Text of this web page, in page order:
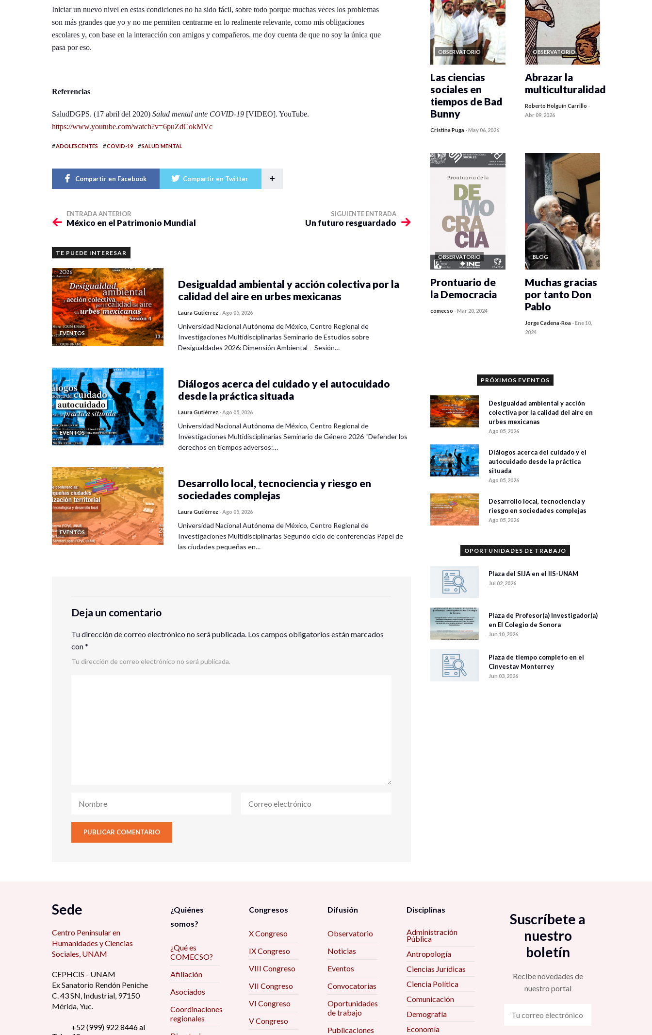
Iniciar un nuevo nivel en estas condiciones no ha sido fácil, sobre todo porque muchas veces los problemas
son más grandes que yo y no me permiten centrarme en lo realmente relevante, como mis obligaciones
escolares y, con base en la interacción con amigos y compañeros, me doy cuenta de que no soy la única que
pasa por eso.
Referencias
SaludDGPS. (17 abril del 2020) Salud mental ante COVID-19 [VIDEO]. YouTube.
https://www.youtube.com/watch?v=6puZdCokMVc
#ADOLESCENTES #COVID-19 #SALUD MENTAL
Compartir en Facebook Compartir en Twitter +
ENTRADA ANTERIOR
México en el Patrimonio Mundial
SIGUIENTE ENTRADA
Un futuro resguardado
TE PUEDE INTERESAR
EVENTOS
Desigualdad ambiental y acción colectiva por la
calidad del aire en urbes mexicanas
Laura Gutiérrez -Ago 05, 2026
Universidad Nacional Autónoma de México, Centro Regional de
Investigaciones Multidisciplinarias Seminario de Estudios sobre
Desigualdades 2026: Dimensión Ambiental – Sesión…
EVENTOS
Diálogos acerca del cuidado y el autocuidado
desde la práctica situada
Laura Gutiérrez -Ago 05, 2026
Universidad Nacional Autónoma de México, Centro Regional de
Investigaciones Multidisciplinarias Seminario de Género 2026 “Defender los
derechos en tiempos adversos:…
EVENTOS
Desarrollo local, tecnociencia y riesgo en
sociedades complejas
Laura Gutiérrez -Ago 05, 2026
Universidad Nacional Autónoma de México, Centro Regional de
Investigaciones Multidisciplinarias Segundo ciclo de conferencias Papel de
las ciudades pequeñas en…
Deja un comentario
Tu dirección de correo electrónico no será publicada. Los campos obligatorios están marcados
con*
Tu dirección de correo electrónico no será publicada.
OBSERVATORIO
Las ciencias
sociales en
tiempos de Bad
Bunny
Cristina Puga -May 06, 2026
OBSERVATORIO
Abrazar la
multiculturalidad
Roberto Holguín Carrillo -
Abr 09, 2026
OBSERVATORIO
Prontuario de
la Democracia
comecso -Mar 20, 2024
BLOG
Muchas gracias
por tanto Don
Pablo
Jorge Cadena-Roa -Ene 10,
2024
PRÓXIMOS EVENTOS
Desigualdad ambiental y acción
colectiva por la calidad del aire en
urbes mexicanas
Ago 05, 2026
Diálogos acerca del cuidado y el
autocuidado desde la práctica
situada
Ago 05, 2026
Desarrollo local, tecnociencia y
riesgo en sociedades complejas
Ago 05, 2026
OPORTUNIDADES DE TRABAJO
Plaza del SIJA en el IIS-UNAM
Jul 02, 2026
Plaza de Profesor(a) Investigador(a)
en El Colegio de Sonora
Jun 10, 2026
Plaza de tiempo completo en el
Cinvestav Monterrey
Jun 03, 2026
Sede
Centro Peninsular en
Humanidades y Ciencias
Sociales, UNAM
CEPHCIS - UNAM
Ex Sanatorio Rendón Peniche
C. 43 SN, Industrial, 97150
Mérida, Yuc.
+52 (999) 922 8446 al
¿Quiénes
somos?
¿Qué es
COMECSO?
Afiliación
Asociados
Coordinaciones
regionales
Congresos
X Congreso
IX Congreso
VIII Congreso
VII Congreso
VI Congreso
V Congreso
Difusión
Observatorio
Noticias
Eventos
Convocatorias
Oportunidades
de trabajo
Publicaciones
Disciplinas
Administración
Pública
Antropología
Ciencias Jurídicas
Ciencia Política
Comunicación
Demografía
Economía
Suscríbete a
nuestro
boletín
Recibe novedades de
nuestro portal